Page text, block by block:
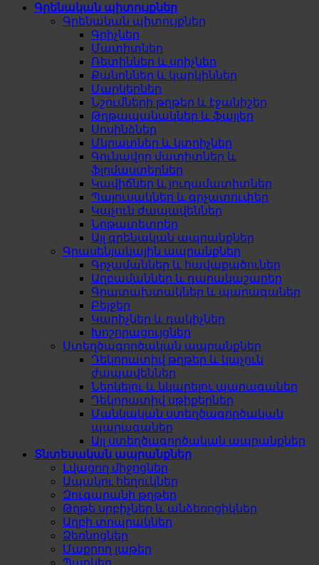
Գրենական պիտույքներ
Գրենական պիտույքներ
Գրիչներ
Մատիտներ
Ռետիններ և սրիչներ
Քանոններ և կարկիններ
Մարկերներ
Նշումների թղթեր և էջանիշեր
Թղթապանակներ և ֆայլեր
Սոսինձներ
Մկրատներ և կտրիչներ
Գունավոր մատիտներ և
ֆլոմաստերներ
Կավիճներ և յուղամատիտներ
Պայուսակներ և գրչատուփեր
Կպչուն ժապավեններ
Նոթատետրեր
Այլ գրենական ապրանքներ
Գրասենյակային ապրանքներ
Գրչամաններ և հավաքածուներ
Աղբամաններ և դարակաշարեր
Գրատախտակներ և պարագաներ
Բեյջեր
Կարիչներ և դակիչներ
Խոշորացույցներ
Ստեղծագործական ապրանքներ
Դեկորատիվ թղթեր և կպչուն
ժապավեններ
Ներկելու և նկարելու պարագաներ
Դեկորատիվ սթիքերներ
Մանկական ստեղծագործական
պարագաներ
Այլ ստեղծագործական ապրանքներ
Տնտեսական ապրանքներ
Լվացող միջոցներ
Ապակու հեղուկներ
Զուգարանի թղթեր
Թղթե սրբիչներ և անձեռոցիկներ
Աղբի տոպրակներ
Ձեռնոցներ
Մաքրող լաթեր
Պարկեր